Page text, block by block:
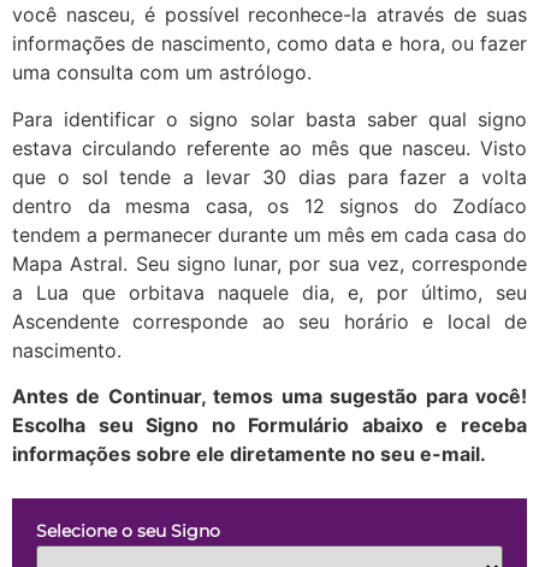
você nasceu, é possível reconhece-la através de suas
informações de nascimento, como data e hora, ou fazer
uma consulta com um astrólogo.
Para identificar o signo solar basta saber qual signo
estava circulando referente ao mês que nasceu. Visto
que o sol tende a levar 30 dias para fazer a volta
dentro da mesma casa, os 12 signos do Zodíaco
tendem a permanecer durante um mês em cada casa do
Mapa Astral. Seu signo lunar, por sua vez, corresponde
a Lua que orbitava naquele dia, e, por último, seu
Ascendente corresponde ao seu horário e local de
nascimento.
Antes de Continuar, temos uma sugestão para você!
Escolha seu Signo no Formulário abaixo e receba
informações sobre ele diretamente no seu e-mail.
Selecione o seu Signo